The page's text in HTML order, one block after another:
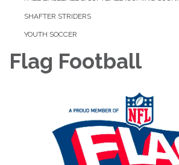
SHAFTER STRIDERS
YOUTH SOCCER
Flag Football